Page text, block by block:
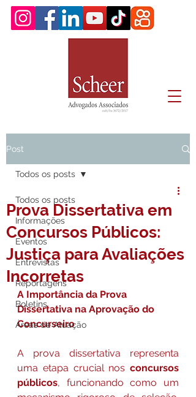
Post
Todos os posts
Informações
Eventos
Entrevistas
Reportagens
Boletins
Áreas de Atuação
Todos os posts
Prova Dissertativa em
Concursos Públicos:
Justiça para Avaliações
Incorretas
A Importância da Prova
Dissertativa na Aprovação do
Concurseiro
A prova dissertativa representa
uma etapa crucial nos concursos
públicos, funcionando como um